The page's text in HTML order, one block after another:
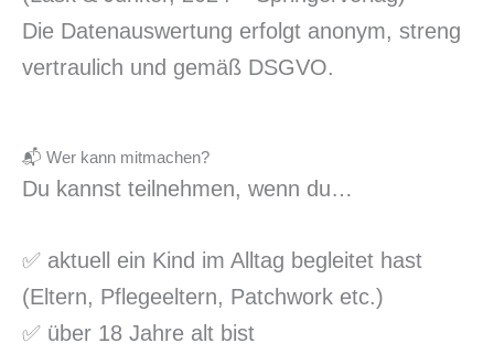
Die Datenauswertung erfolgt anonym, streng
vertraulich und gemäß DSGVO.
📬 Wer kann mitmachen?
Du kannst teilnehmen, wenn du…
✅ aktuell ein Kind im Alltag begleitet hast
(Eltern, Pflegeeltern, Patchwork etc.)
✅ über 18 Jahre alt bist